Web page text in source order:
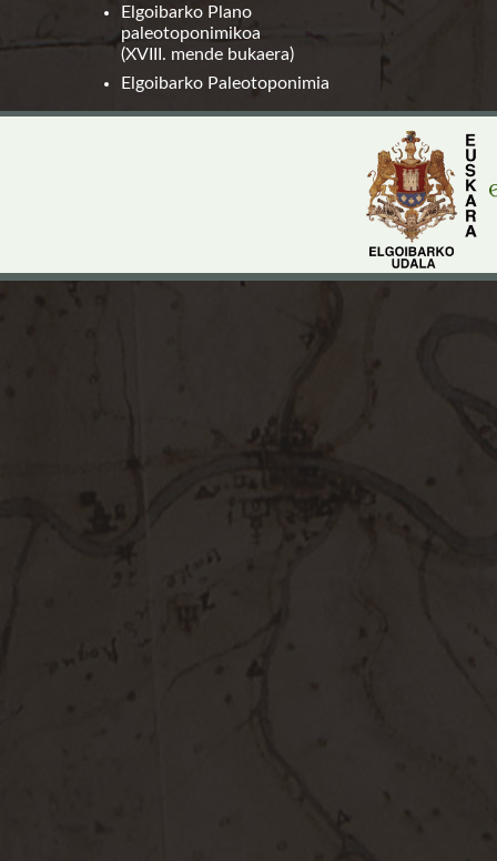
Elgoibarko Plano
paleotoponimikoa
(XVIII. mende bukaera)
Elgoibarko Paleotoponimia